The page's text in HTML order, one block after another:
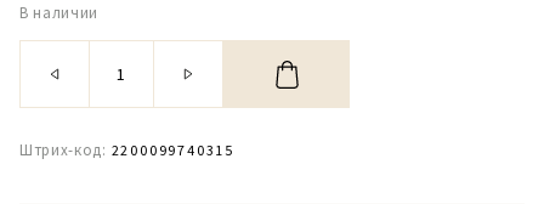
В наличии
Штрих-код: 2200099740315